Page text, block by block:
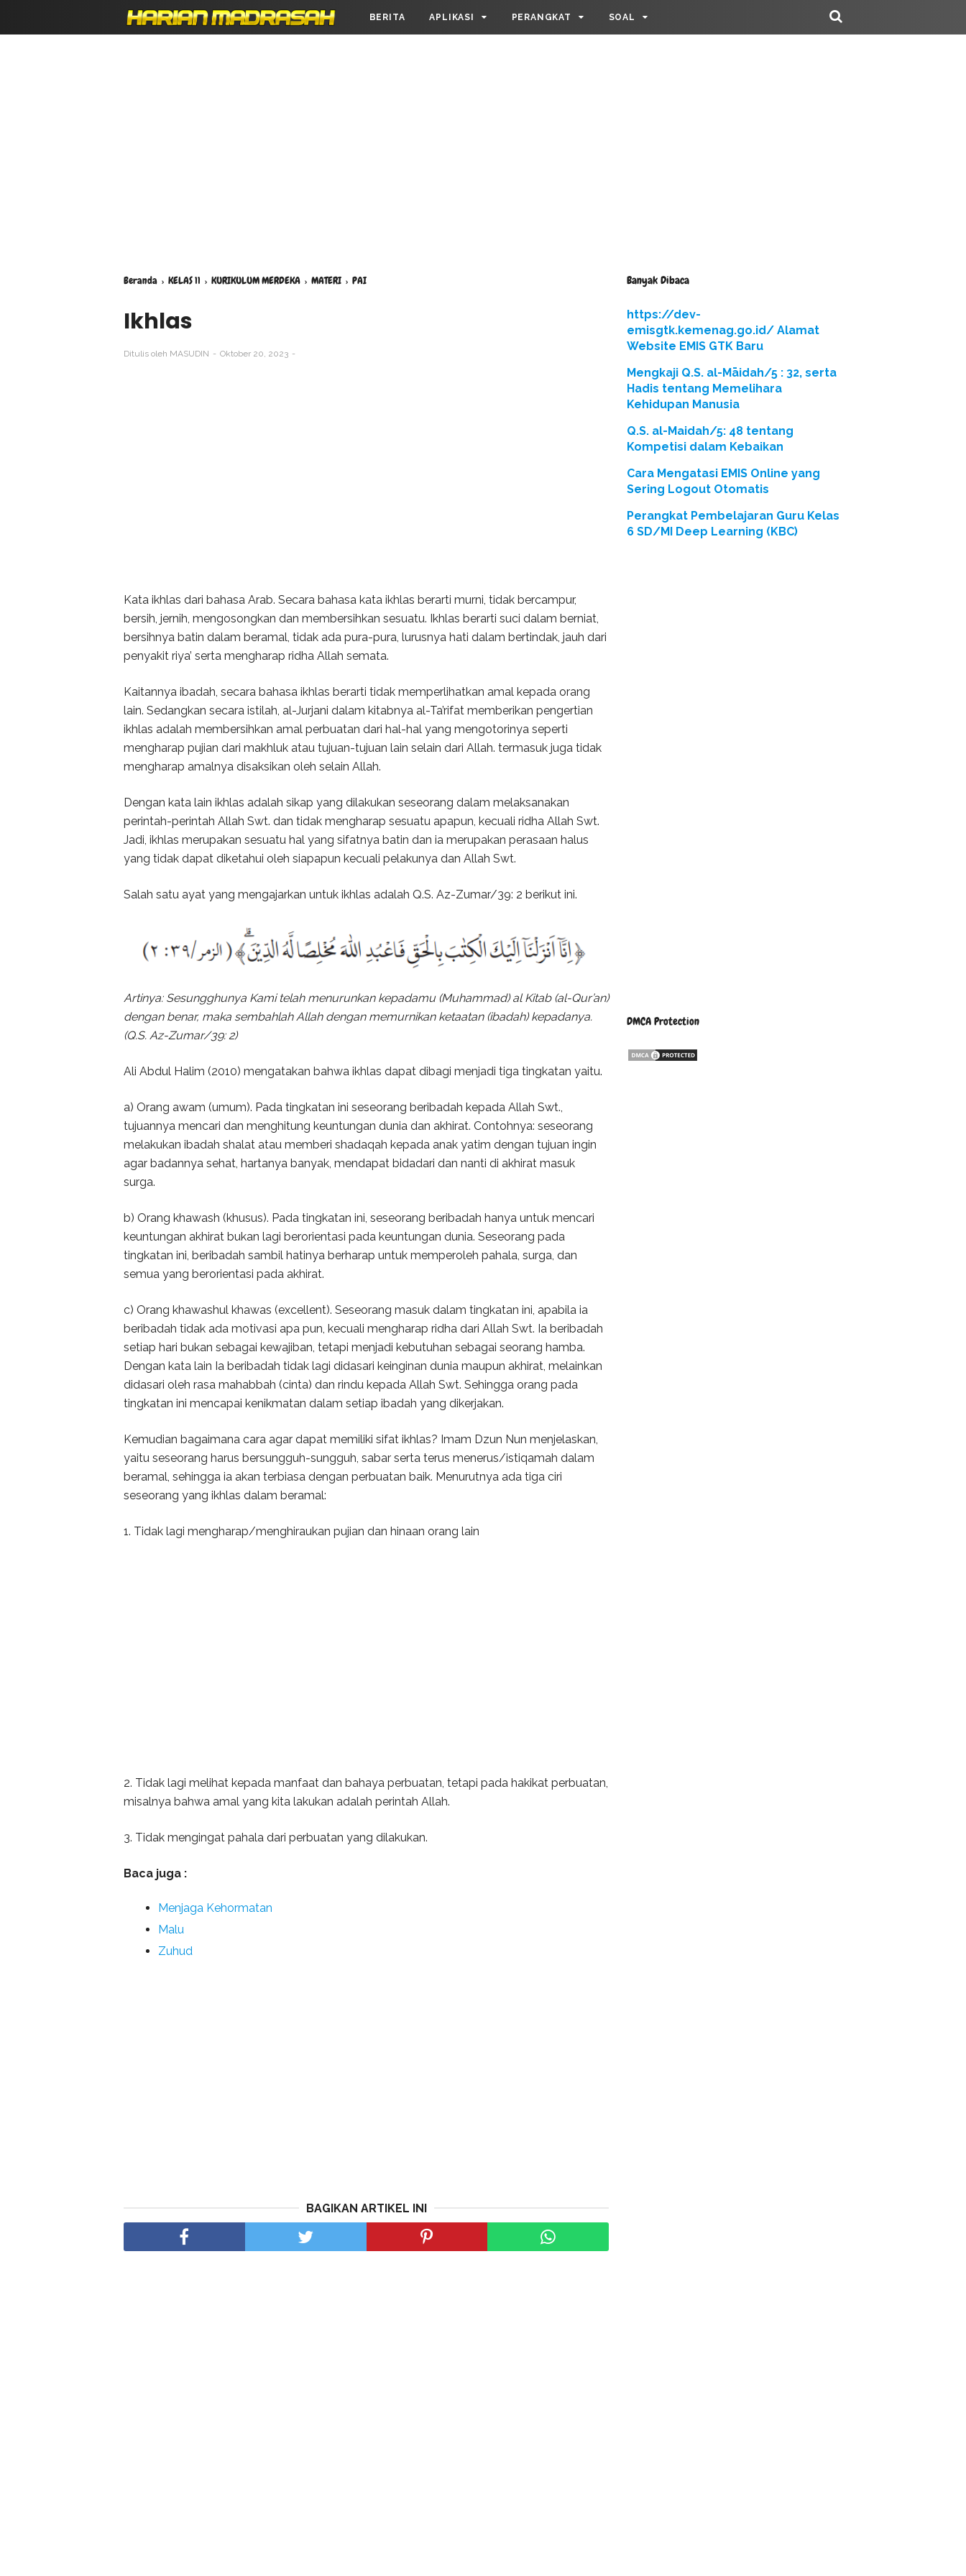
BERITA APLIKASI PERANGKAT SOAL
Beranda › KELAS 11 › KURIKULUM MERDEKA › MATERI › PAI
Ikhlas
Ditulis oleh MASUDIN Oktober 20, 2023
Kata ikhlas dari bahasa Arab. Secara bahasa kata ikhlas berarti murni, tidak bercampur,
bersih, jernih, mengosongkan dan membersihkan sesuatu. Ikhlas berarti suci dalam berniat,
bersihnya batin dalam beramal, tidak ada pura-pura, lurusnya hati dalam bertindak, jauh dari
penyakit riya’ serta mengharap ridha Allah semata.
Kaitannya ibadah, secara bahasa ikhlas berarti tidak memperlihatkan amal kepada orang
lain. Sedangkan secara istilah, al-Jurjani dalam kitabnya al-Ta’rifat memberikan pengertian
ikhlas adalah membersihkan amal perbuatan dari hal-hal yang mengotorinya seperti
mengharap pujian dari makhluk atau tujuan-tujuan lain selain dari Allah. termasuk juga tidak
mengharap amalnya disaksikan oleh selain Allah.
Dengan kata lain ikhlas adalah sikap yang dilakukan seseorang dalam melaksanakan
perintah-perintah Allah Swt. dan tidak mengharap sesuatu apapun, kecuali ridha Allah Swt.
Jadi, ikhlas merupakan sesuatu hal yang sifatnya batin dan ia merupakan perasaan halus
yang tidak dapat diketahui oleh siapapun kecuali pelakunya dan Allah Swt.
Salah satu ayat yang mengajarkan untuk ikhlas adalah Q.S. Az-Zumar/39: 2 berikut ini.
Artinya: Sesungghunya Kami telah menurunkan kepadamu (Muhammad) al Kitab (al-Qur’an)
dengan benar, maka sembahlah Allah dengan memurnikan ketaatan (ibadah) kepadanya.
(Q.S. Az-Zumar/39: 2)
Ali Abdul Halim (2010) mengatakan bahwa ikhlas dapat dibagi menjadi tiga tingkatan yaitu.
a) Orang awam (umum). Pada tingkatan ini seseorang beribadah kepada Allah Swt.,
tujuannya mencari dan menghitung keuntungan dunia dan akhirat. Contohnya: seseorang
melakukan ibadah shalat atau memberi shadaqah kepada anak yatim dengan tujuan ingin
agar badannya sehat, hartanya banyak, mendapat bidadari dan nanti di akhirat masuk
surga.
b) Orang khawash (khusus). Pada tingkatan ini, seseorang beribadah hanya untuk mencari
keuntungan akhirat bukan lagi berorientasi pada keuntungan dunia. Seseorang pada
tingkatan ini, beribadah sambil hatinya berharap untuk memperoleh pahala, surga, dan
semua yang berorientasi pada akhirat.
c) Orang khawashul khawas (excellent). Seseorang masuk dalam tingkatan ini, apabila ia
beribadah tidak ada motivasi apa pun, kecuali mengharap ridha dari Allah Swt. Ia beribadah
setiap hari bukan sebagai kewajiban, tetapi menjadi kebutuhan sebagai seorang hamba.
Dengan kata lain Ia beribadah tidak lagi didasari keinginan dunia maupun akhirat, melainkan
didasari oleh rasa mahabbah (cinta) dan rindu kepada Allah Swt. Sehingga orang pada
tingkatan ini mencapai kenikmatan dalam setiap ibadah yang dikerjakan.
Kemudian bagaimana cara agar dapat memiliki sifat ikhlas? Imam Dzun Nun menjelaskan,
yaitu seseorang harus bersungguh-sungguh, sabar serta terus menerus/istiqamah dalam
beramal, sehingga ia akan terbiasa dengan perbuatan baik. Menurutnya ada tiga ciri
seseorang yang ikhlas dalam beramal:
1. Tidak lagi mengharap/menghiraukan pujian dan hinaan orang lain
2. Tidak lagi melihat kepada manfaat dan bahaya perbuatan, tetapi pada hakikat perbuatan,
misalnya bahwa amal yang kita lakukan adalah perintah Allah.
3. Tidak mengingat pahala dari perbuatan yang dilakukan.
Baca juga :
Menjaga Kehormatan
Malu
Zuhud
BAGIKAN ARTIKEL INI
Banyak Dibaca
https://dev-
emisgtk.kemenag.go.id/ Alamat
Website EMIS GTK Baru
Mengkaji Q.S. al-Māidah/5 : 32, serta
Hadis tentang Memelihara
Kehidupan Manusia
Q.S. al-Maidah/5: 48 tentang
Kompetisi dalam Kebaikan
Cara Mengatasi EMIS Online yang
Sering Logout Otomatis
Perangkat Pembelajaran Guru Kelas
6 SD/MI Deep Learning (KBC)
DMCA Protection